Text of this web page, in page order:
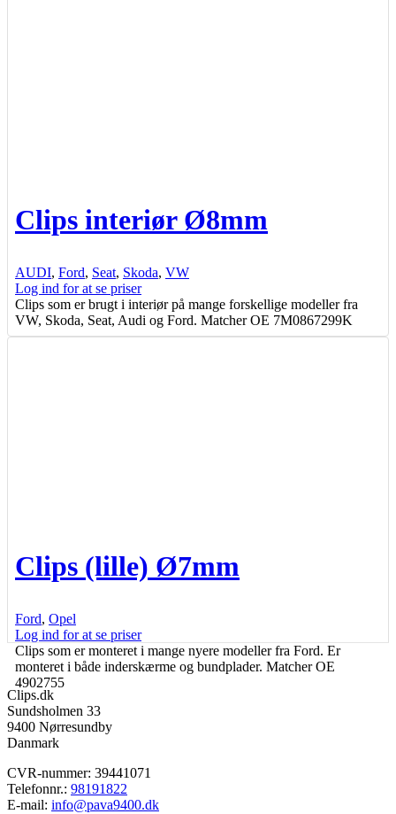
Clips interiør Ø8mm
AUDI, Ford, Seat, Skoda, VW
Log ind for at se priser
Clips som er brugt i interiør på mange forskellige modeller fra
VW, Skoda, Seat, Audi og Ford. Matcher OE 7M0867299K
Clips (lille) Ø7mm
Ford, Opel
Log ind for at se priser
Clips som er monteret i mange nyere modeller fra Ford. Er
monteret i både inderskærme og bundplader. Matcher OE
4902755
Clips.dk
Sundsholmen 33
9400 Nørresundby
Danmark
CVR-nummer: 39441071
Telefonnr.: 98191822
E-mail: info@pava9400.dk